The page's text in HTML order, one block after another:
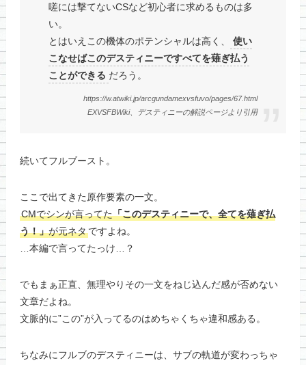
嗟には撃てないCSなど初心者に求めるものは多
い。
とはいえこの機体のポテンシャルは高く、
使い
こなせばこのデスティニーですべてを薙ぎ払う
ことができる だろう。
https://w.atwiki.jp/arcgundamexvsfuvo/pages/67.html
EXVSFBWiki、デスティニーの解説ページより引用
続いてフルブースト。
ここで出てきた原作要素の一文。
CMでシンが言ってた「このデスティニーで、全てを薙ぎ払
う！」が元ネタですよね。
…本編で言ってたっけ…？
でもまぁ正直、無理やりその一文をねじ込んだ感が否めない
文章だよね。
文脈的に”この”が入ってるのはめちゃくちゃ違和感ある。
ちなみにフルブのデスティニーは、サブの軌道が変わっちゃ